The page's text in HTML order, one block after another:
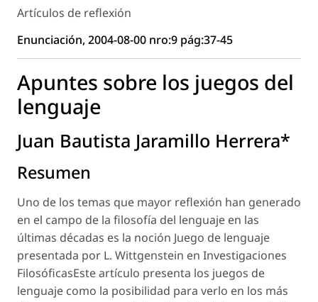
Artículos de reflexión
Enunciación, 2004-08-00 nro:9 pág:37-45
Apuntes sobre los juegos del
lenguaje
Juan Bautista Jaramillo Herrera*
Resumen
Uno de los temas que mayor reflexión han generado
en el campo de la filosofía del lenguaje en las
últimas décadas es la noción Juego de lenguaje
presentada por L. Wittgenstein en Investigaciones
FilosóficasEste artículo presenta los juegos de
lenguaje como la posibilidad para verlo en los más